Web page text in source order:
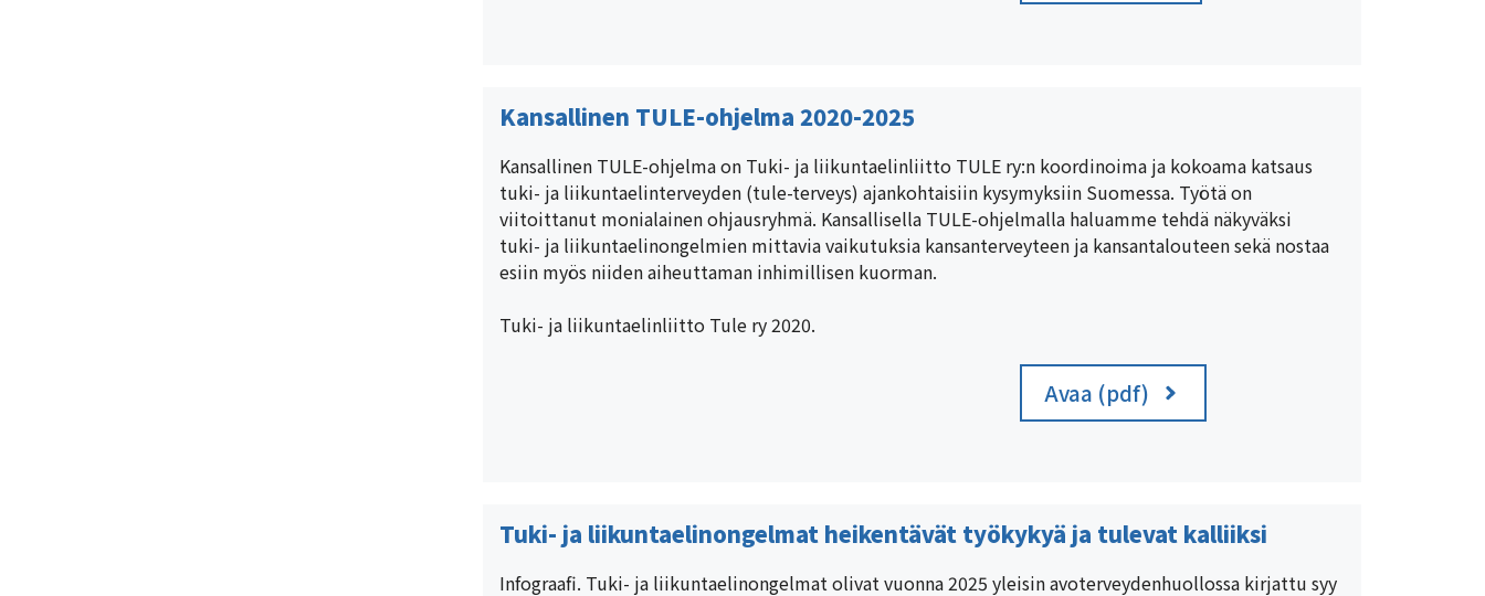
Kansallinen TULE-ohjelma 2020-2025
Kansallinen TULE-ohjelma on Tuki- ja liikuntaelinliitto TULE ry:n koordinoima ja kokoama katsaus
tuki- ja liikuntaelinterveyden (tule-terveys) ajankohtaisiin kysymyksiin Suomessa. Työtä on
viitoittanut monialainen ohjausryhmä. Kansallisella TULE-ohjelmalla haluamme tehdä näkyväksi
tuki- ja liikuntaelinongelmien mittavia vaikutuksia kansanterveyteen ja kansantalouteen sekä nostaa
esiin myös niiden aiheuttaman inhimillisen kuorman.
Tuki- ja liikuntaelinliitto Tule ry 2020.
Avaa (pdf)
Tuki- ja liikuntaelinongelmat heikentävät työkykyä ja tulevat kalliiksi
Infograafi. Tuki- ja liikuntaelinongelmat olivat vuonna 2025 yleisin avoterveydenhuollossa kirjattu syy